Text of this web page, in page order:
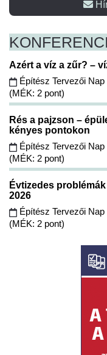
Azért a víz a zűr? –
Építész Tervezői
(MÉK: 2 pont)
Rés a pajzson –
kényes pontokon
Építész Tervezői
(MÉK: 2 pont)
Évtizedes
2026
Építész Tervezői
(MÉK: 2 pont)